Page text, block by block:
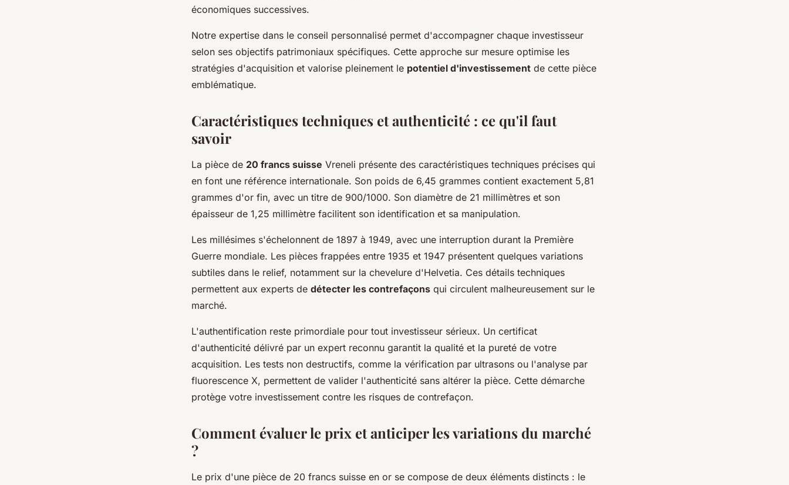
économiques successives.
Notre expertise dans le conseil personnalisé permet d'accompagner chaque investisseur
selon ses objectifs patrimoniaux spécifiques. Cette approche sur mesure optimise les
stratégies d'acquisition et valorise pleinement le potentiel d'investissement de cette pièce
emblématique.
Caractéristiques techniques et authenticité : ce qu'il faut
savoir
La pièce de 20 francs suisse Vreneli présente des caractéristiques techniques précises qui
en font une référence internationale. Son poids de 6,45 grammes contient exactement 5,81
grammes d'or fin, avec un titre de 900/1000. Son diamètre de 21 millimètres et son
épaisseur de 1,25 millimètre facilitent son identification et sa manipulation.
Les millésimes s'échelonnent de 1897 à 1949, avec une interruption durant la Première
Guerre mondiale. Les pièces frappées entre 1935 et 1947 présentent quelques variations
subtiles dans le relief, notamment sur la chevelure d'Helvetia. Ces détails techniques
permettent aux experts de détecter les contrefaçons qui circulent malheureusement sur le
marché.
L'authentification reste primordiale pour tout investisseur sérieux. Un certificat
d'authenticité délivré par un expert reconnu garantit la qualité et la pureté de votre
acquisition. Les tests non destructifs, comme la vérification par ultrasons ou l'analyse par
fluorescence X, permettent de valider l'authenticité sans altérer la pièce. Cette démarche
protège votre investissement contre les risques de contrefaçon.
Comment évaluer le prix et anticiper les variations du marché
?
Le prix d'une pièce de 20 francs suisse en or se compose de deux éléments distincts : le